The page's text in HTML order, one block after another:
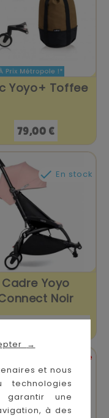
→
et nous
une
à des
Yoyo+ Toffee
Prix
79,00 €
 En stock
Cadre Yoyo
Connect Noir
Sur commande